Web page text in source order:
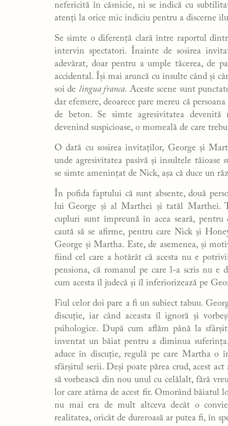
nefericită în căsnicie, ni se indică cu
atenți la orice mic indiciu pentru a discerne
Se simte o diferență clară între raportul
intervin spectatori. Înainte de sosirea
adevărat, doar pentru a umple tăcerea, de
accidental. Își mai aruncă cu insulte când și
soi de lingua franca. Aceste scene sunt
dar efemere, deoarece pare mereu că
de beton. Se simte agresivitatea
devenind suspicioase, o momeală de care
O dată cu sosirea invitaților, George și
unde agresivitatea pasivă și insultele
se simte amenințat de Nick, așa că duce un
În pofida faptului că sunt absente, două
lui George și al Marthei și tatăl Marthei.
cupluri sunt împreună în acea seară,
caută să se afirme, pentru care Nick și
George și Martha. Este, de asemenea, și
fiind cel care a hotărât că acesta nu e
pensiona, că romanul pe care l-a scris nu
cum acesta îl judecă și îl inferiorizează pe
Fiul celor doi pare a fi un subiect tabuu.
discuție, iar când aceasta îl ignoră și
psihologice. După cum aflăm până la
inventat un băiat pentru a diminua
aduce în discuție, regulă pe care Martha o
sfârșitul serii. Deși poate părea crud, acest
să vorbească din nou unul cu celălalt, fără
lor care atârna de acest fir. Omorând băiatul
nu mai era de mult altceva decât o
realitatea, oricât de dureroasă ar putea fi, în